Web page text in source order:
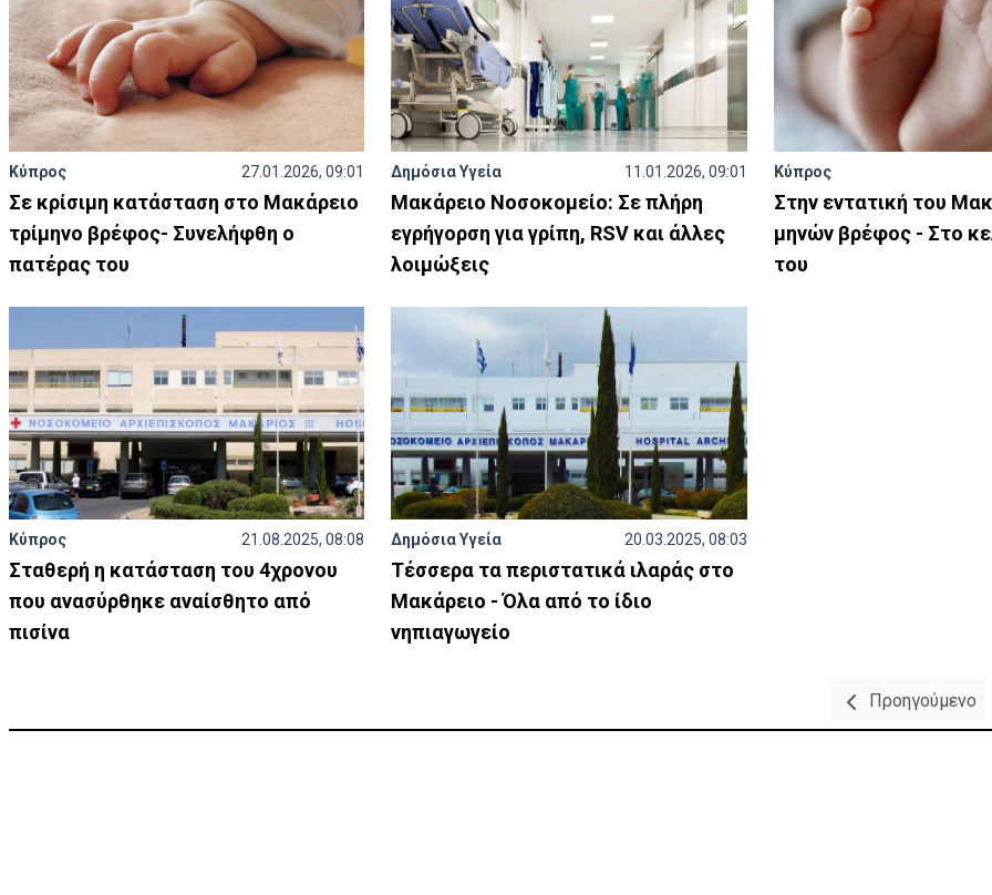
Κύπρος 27.01.2026, 09:01
Σε κρίσιμη κατάσταση στο Μακάρειο
τρίμηνο βρέφος- Συνελήφθη ο
πατέρας του
Δημόσια Υγεία 11.01.2026, 09:01
Μακάρειο Νοσοκομείο: Σε πλήρη
εγρήγορση για γρίπη, RSV και άλλες
λοιμώξεις
Κύπρος
Στην εντατική του
μηνών βρέφος - Στο
του
Κύπρος 21.08.2025, 08:08
Σταθερή η κατάσταση του 4χρονου
που ανασύρθηκε αναίσθητο από
πισίνα
Δημόσια Υγεία 20.03.2025, 08:03
Τέσσερα τα περιστατικά ιλαράς στο
Μακάρειο - Όλα από το ίδιο
νηπιαγωγείο
Προηγούμενο